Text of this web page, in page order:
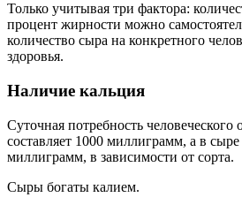
Только учитывая три фактора:
процент жирности можно
количество сыра на конкретного
здоровья.
Наличие кальция
Суточная потребность человеческого
составляет 1000 миллиграмм, а в
миллиграмм, в зависимости от сорта.
Сыры богаты калием.